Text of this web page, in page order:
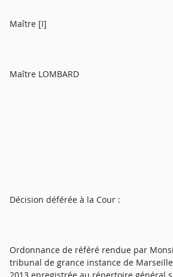
Maître [I]
Maître LOMBARD
Décision déférée à la Cour :
Ordonnance de référé rendue par
tribunal de grance instance de